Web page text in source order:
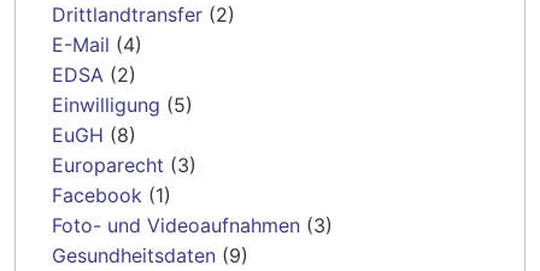
Drittlandtransfer (2)
E-Mail (4)
EDSA (2)
Einwilligung (5)
EuGH (8)
Europarecht (3)
Facebook (1)
Foto- und Videoaufnahmen (3)
Gesundheitsdaten (9)